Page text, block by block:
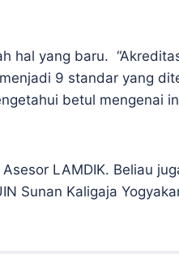
hal yang baru.
9 standar yang
betul mengenai
LAMDIK. Beliau
Sunan Kaligaja